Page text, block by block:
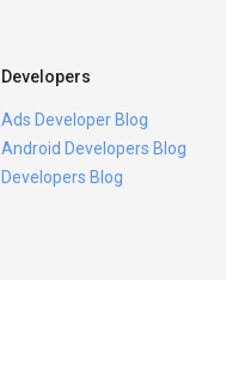
Developers
Ads Developer Blog
Android Developers Blog
Developers Blog